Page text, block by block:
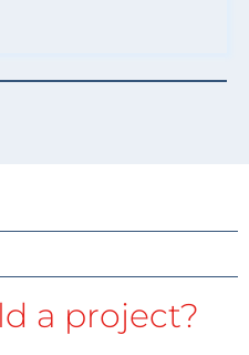
a project?